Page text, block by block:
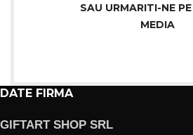
SAU URMARITI-NE
MEDIA
DATE FIRMA
GIFTART SHOP SRL